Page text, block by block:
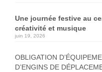
Une journée festive au
créativité et musique
juin 19, 2026
OBLIGATION
D’ENGINS DE